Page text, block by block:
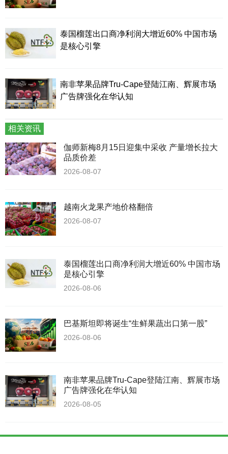
泰国榴莲出口商净利润大增近60% 中国市场
是核心引擎
南非苹果品牌Tru-Cape登陆江南、辉展市场
广告牌强化在华认知
相关资讯
伽师新梅8月15日迎集中采收 产量增长拉大
品质价差
2026-08-07
越南火龙果产地价格翻倍
2026-08-07
泰国榴莲出口商净利润大增近60% 中国市场
是核心引擎
2026-08-06
巴基斯坦即将诞生“生鲜果蔬出口第一股”
2026-08-06
南非苹果品牌Tru-Cape登陆江南、辉展市场
广告牌强化在华认知
2026-08-05